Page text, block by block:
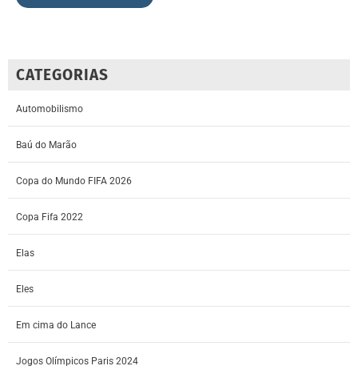
CATEGORIAS
Automobilismo
Baú do Marão
Copa do Mundo FIFA 2026
Copa Fifa 2022
Elas
Eles
Em cima do Lance
Jogos Olímpicos Paris 2024